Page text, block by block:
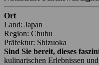
Ort
Land: Japan
Region: Chubu
Präfektur: Shizuoka
Sind Sie bereit, dieses
kulinarischen Erlebnissen